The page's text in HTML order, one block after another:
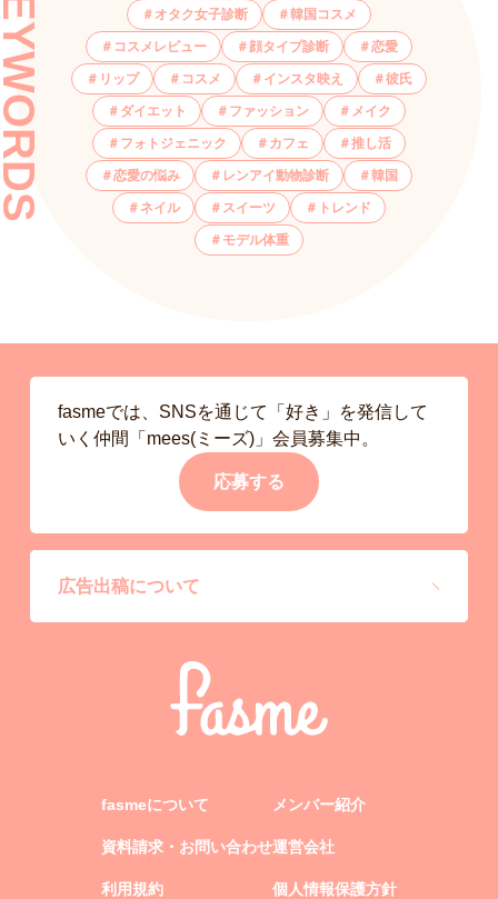
オタク女子診断 韓国コスメ
コスメレビュー 顔タイプ診断 恋愛
リップ コスメ インスタ映え 彼氏
ダイエット ファッション メイク
フォトジェニック カフェ 推し活
恋愛の悩み レンアイ動物診断 韓国
ネイル スイーツ トレンド
モデル体重
fasmeでは、SNSを通じて「好き」を発信して
いく仲間「mees(ミーズ)」会員募集中。
応募する
広告出稿について
fasmeについて
資料請求・お問い合わせ
利用規約
メンバー紹介
運営会社
個人情報保護方針